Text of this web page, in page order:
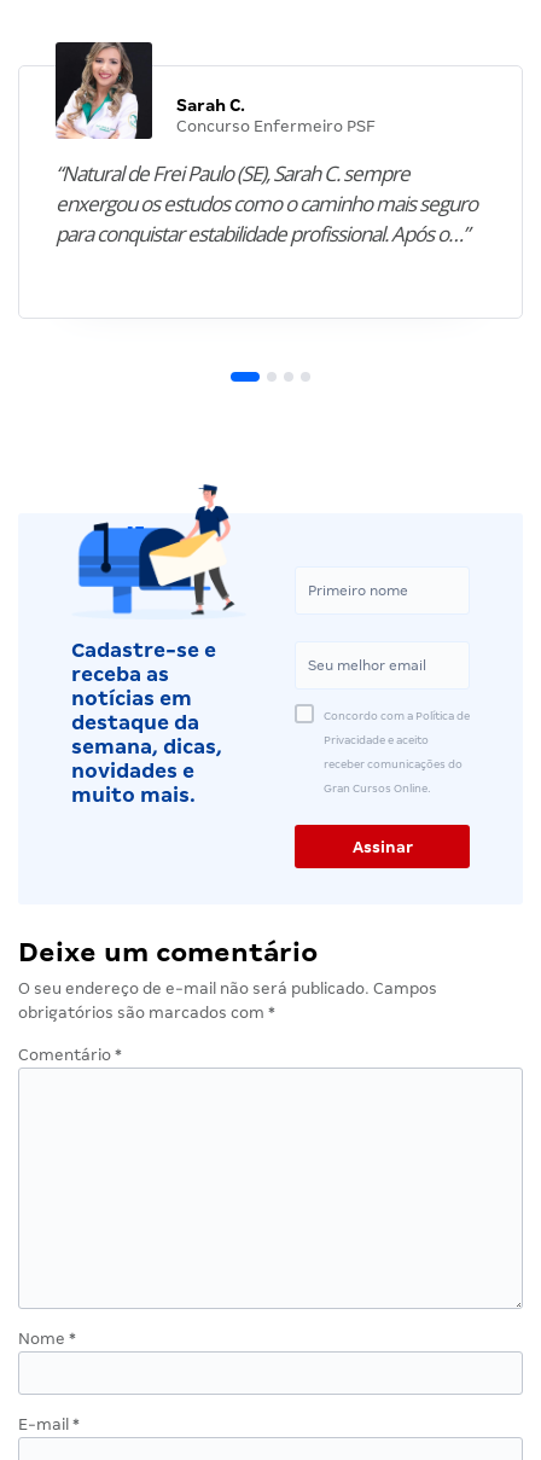
Sarah C.
Concurso Enfermeiro PSF
“Natural de Frei Paulo (SE), Sarah C. sempre
enxergou os estudos como o caminho mais seguro
para conquistar estabilidade profissional. Após o…”
Cadastre-se e
receba as
notícias em
destaque da
semana, dicas,
novidades e
muito mais.
Concordo com a Política de
Privacidade e aceito
receber comunicações do
Gran Cursos Online.
Deixe um comentário
O seu endereço de e-mail não será publicado. Campos
obrigatórios são marcados com *
Comentário *
Nome *
E-mail *